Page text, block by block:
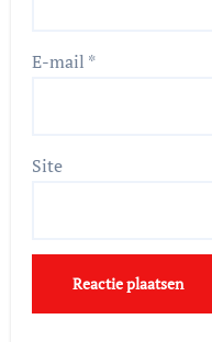
E-mail *
Site